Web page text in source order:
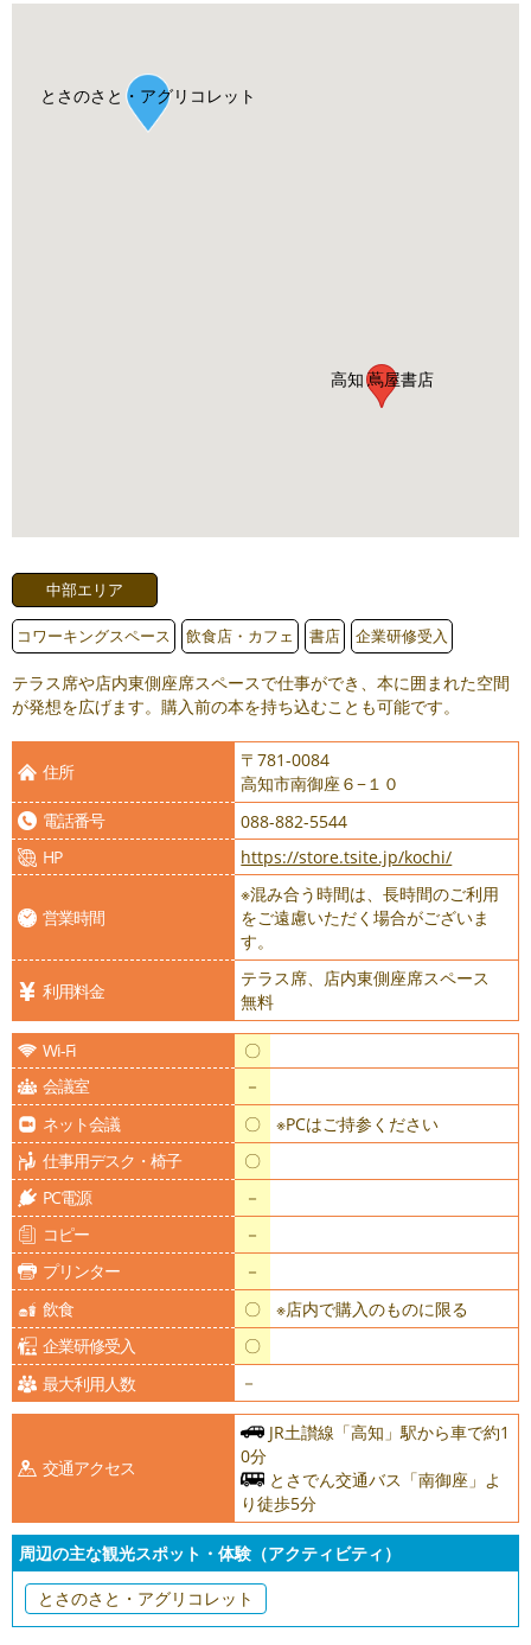
高知 蔦屋書店
とさのさと・アグリコレット
中部エリア
コワーキングスペース 飲食店・カフェ 書店 企業研修受入
テラス席や店内東側座席スペースで仕事ができ、本に囲まれた空間
が発想を広げます。購入前の本を持ち込むことも可能です。
住所
〒781-0084
高知市南御座６−１０
電話番号
088-882-5544
HP
https://store.tsite.jp/kochi/
営業時間
※混み合う時間は、長時間のご利用
をご遠慮いただく場合がございま
す。
利用料金
テラス席、店内東側座席スペース
無料
Wi-Fi
〇
会議室
－
ネット会議
〇
※PCはご持参ください
仕事用デスク・椅子
〇
PC電源
－
コピー
－
プリンター
－
飲食
〇
※店内で購入のものに限る
企業研修受入
〇
最大利用人数
－
交通アクセス
JR土讃線「高知」駅から車で約1
0分
とさでん交通バス「南御座」よ
り徒歩5分
周辺の主な観光スポット・体験（アクティビティ）
とさのさと・アグリコレット